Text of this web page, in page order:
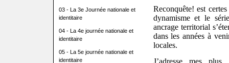
03 - La 3e Journée nationale et
identitaire
04 - La 4e journée nationale et
identitaire
05 - La 5e journée nationale et
identitaire
Reconquête! est
dynamisme et le
ancrage territorial
dans les années à
locales.